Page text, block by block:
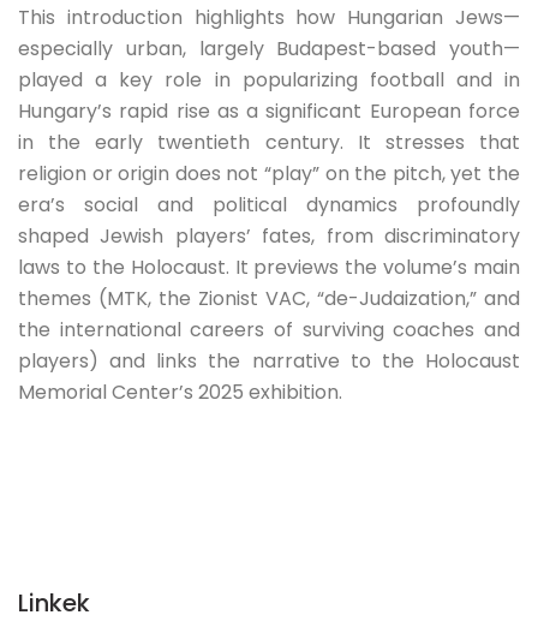
This introduction highlights how Hungarian Jews—
especially urban, largely Budapest-based youth—
played a key role in popularizing football and in
Hungary’s rapid rise as a significant European force
in the early twentieth century. It stresses that
religion or origin does not “play” on the pitch, yet the
era’s social and political dynamics profoundly
shaped Jewish players’ fates, from discriminatory
laws to the Holocaust. It previews the volume’s main
themes (MTK, the Zionist VAC, “de-Judaization,” and
the international careers of surviving coaches and
players) and links the narrative to the Holocaust
Memorial Center’s 2025 exhibition.
Linkek